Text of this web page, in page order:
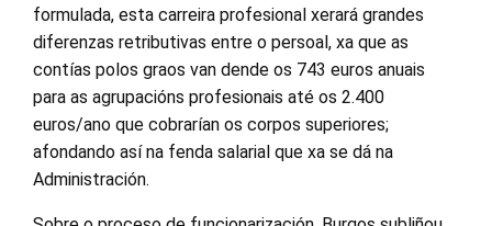
formulada, esta carreira profesional xerará grandes
diferenzas retributivas entre o persoal, xa que as
contías polos graos van dende os 743 euros anuais
para as agrupacións profesionais até os 2.400
euros/ano que cobrarían os corpos superiores;
afondando así na fenda salarial que xa se dá na
Administración.